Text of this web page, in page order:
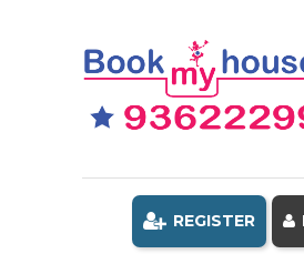
REGISTER